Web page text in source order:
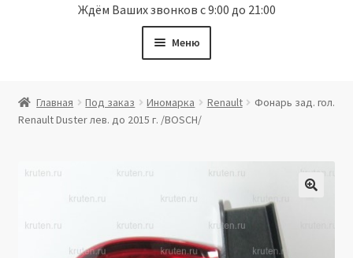
Ждём Ваших звонков с 9:00 до 21:00
Меню
Витрина
Политика в отношении обработки персональных
данных
Главная Под заказ Иномарка Renault
Фонарь зад. гол.
Renault Duster лев. до 2015 г. /BOSCH/